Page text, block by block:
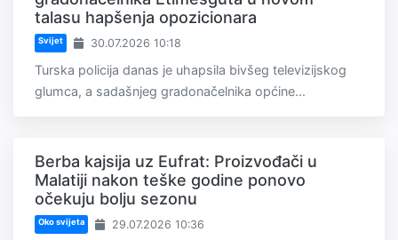
talasu hapšenja opozicionara
Svijet 30.07.2026 10:18
Turska policija danas je uhapsila bivšeg televizijskog
glumca, a sadašnjeg gradonačelnika općine...
Berba kajsija uz Eufrat: Proizvođači u
Malatiji nakon teške godine ponovo
očekuju bolju sezonu
Oko svijeta 29.07.2026 10:36